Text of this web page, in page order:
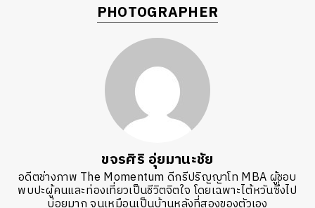
PHOTOGRAPHER
ขจรศิริ อุ่ยมานะชัย
อดีตช่างภาพ The Momentum ดีกรีปริญญาโท MBA ผู้ชอบ
พบปะผู้คนและท่องเที่ยวเป็นชีวิตจิตใจ โดยเฉพาะไต้หวันซึ่งไป
บ่อยมาก จนเหมือนเป็นบ้านหลังที่สองของตัวเอง